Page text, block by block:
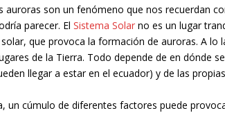
auroras son un fenómeno que nos recuerdan
parecer. ElSistema Solar no es un lugar
que provoca la formación de auroras. A lo
de la Tierra. Todo depende de en dónde
llegar a estar en el ecuador) y de las
un cúmulo de diferentes factores puede